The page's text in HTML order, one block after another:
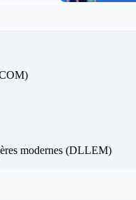
modernes (DLLEM)